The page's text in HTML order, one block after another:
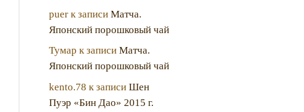
puerк записи Матча.
Японский порошковый чай
Тумар к записи Матча.
Японский порошковый чай
kento.78 к записи Шен
Пуэр «Бин Дао» 2015 г.